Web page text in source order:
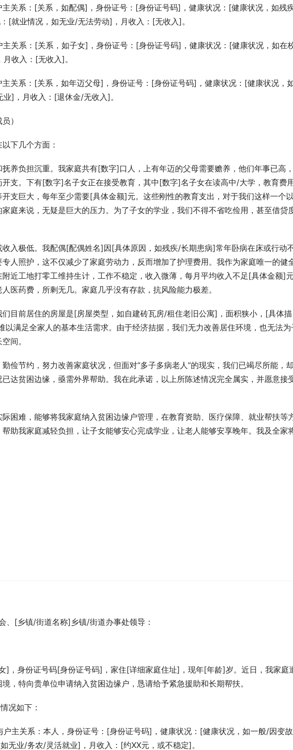
主关系：[关系，如配偶]，身份证号：[身份证号码]，健康状况：[健康状况，如残
[就业情况，如无业/无法劳动]，月收入：[无收入]。
主关系：[关系，如子女]，身份证号：[身份证号码]，健康状况：[健康状况，如在
收入：[无收入]。
主关系：[关系，如年迈父母]，身份证号：[身份证号码]，健康状况：[健康状况，
]，月收入：[退休金/无收入]。
）
下几个方面：
养负担沉重。我家庭共有[数字]口人，上有年迈的父母需要赡养，他们年事已高
支。下有[数字]名子女正在接受教育，其中[数字]名子女在读高中/大学，教育费
支巨大，每年至少需要[具体金额]元。这些刚性的教育支出，对于我们这样一个
庭来说，无疑是巨大的压力。为了子女的学业，我们不得不省吃俭用，甚至借贷
入极低。我配偶[配偶姓名]因[具体原因，如残疾/长期患病]常年卧病在床或行动
人照护，这不仅减少了家庭劳动力，反而增加了护理费用。我作为家庭唯一的健
近工地打零工维持生计，工作不稳定，收入微薄，每月平均收入不足[具体金额]元
医药费，所剩无几。家庭几乎没有存款，抗风险能力极差。
目前居住的房屋是[房屋类型，如自建砖瓦房/租住老旧公寓]，面积狭小，[具体描
以满足全家人的基本生活需求。由于经济拮据，我们无力改善居住环境，也无法为
间。
俭节约，努力改善家庭状况，但面对“多子多病老人”的现实，我们已竭尽所能，
达贫困边缘，亟需外界帮助。我在此承诺，以上所陈述情况完全属实，并愿意接
困难，能够将我家庭纳入贫困边缘户管理，在教育资助、医疗保障、就业帮扶等
助我家庭减轻负担，让子女能够安心完成学业，让老人能够安享晚年。我及全家
、[乡镇/街道名称]乡镇/街道办事处领导：
]，身份证号码[身份证号码]，家住[详细家庭住址]，现年[年龄]岁。近日，我家庭
，特向贵单位申请纳入贫困边缘户，恳请给予紧急援助和长期帮扶。
况如下：
户主关系：本人，身份证号：[身份证号码]，健康状况：[健康状况，如一般/因变
无业/务农/灵活就业]，月收入：[约XX元，或不稳定]。